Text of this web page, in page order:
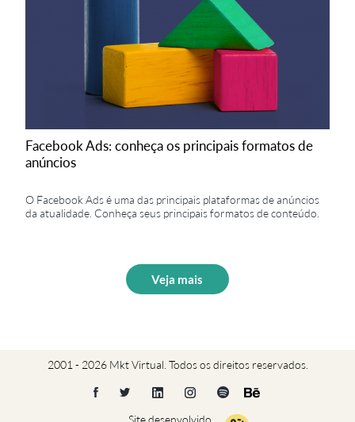
Facebook Ads: conheça os principais formatos de
anúncios
O Facebook Ads é uma das principais plataformas de anúncios
da atualidade. Conheça seus principais formatos de conteúdo.
Veja mais
2001 - 2026 Mkt Virtual. Todos os direitos reservados.
Site desenvolvido